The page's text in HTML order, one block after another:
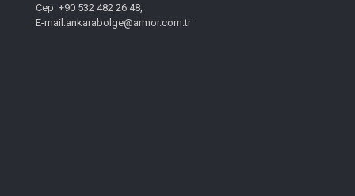
Cep: +90 532 482 26 48,
E-mail:ankarabolge@armor.com.tr